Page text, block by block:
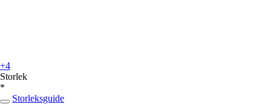
+4
Storlek
*
Storleksguide